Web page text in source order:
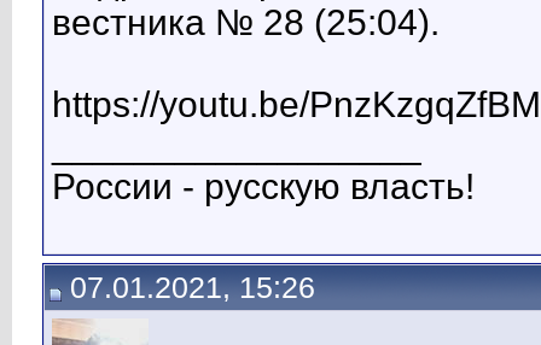
вестника № 28 (25:04).
https://youtu.be/PnzKzgqZfBM
России - русскую власть!
07.01.2021, 15:26